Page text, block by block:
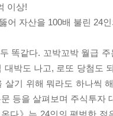
이상!
어 자산을 100배 불린 24
똑같다. 꼬박꼬박 월급
대박도 나고, 로또 당첨도
살기 위해 뭐라도 하나씩
등을 살펴보며 주식투자
다》는 24인의 평범한